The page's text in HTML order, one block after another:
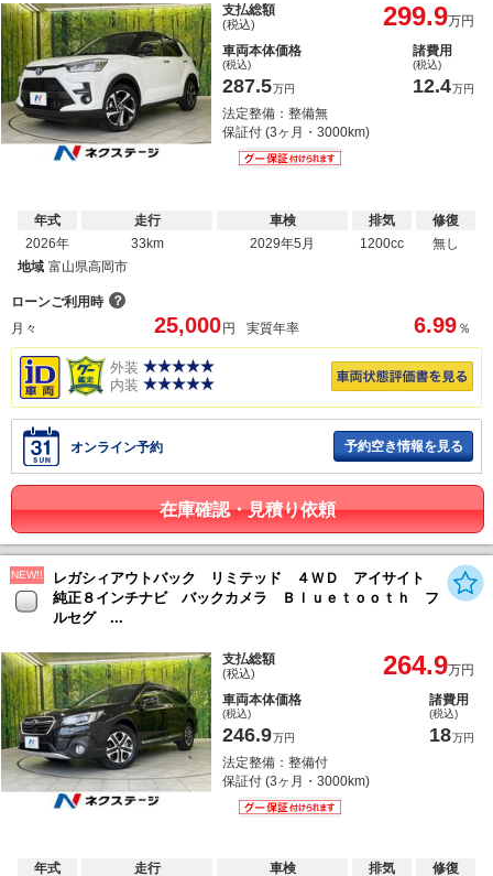
支払総額
(税込) 299.9万円
車両本体価格
(税込)
287.5万円
諸費用
(税込)
12.4万円
法定整備：整備無
保証付 (3ヶ月・3000km)
年式
2026年
走行
33km
車検
2029年5月
排気
1200cc
修復
無し
地域 富山県高岡市
ローンご利用時 ？
月々
25,000円 実質年率 6.99 ％
外装
内装
オンライン予約 予約空き情報を見る
在庫確認・見積り依頼
NEW!!
レガシィアウトバック リミテッド ４ＷＤ アイサイト
純正８インチナビ バックカメラ Ｂｌｕｅｔｏｏｔｈ フ
ルセグ ...
支払総額
(税込) 264.9万円
車両本体価格
(税込)
246.9万円
諸費用
(税込)
18万円
法定整備：整備付
保証付 (3ヶ月・3000km)
年式 走行 車検 排気 修復